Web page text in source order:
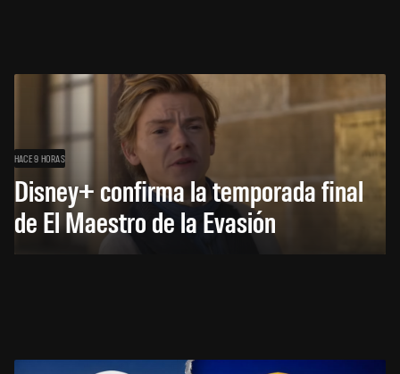
HACE 9 HORAS
Disney+ confirma la temporada final
de El Maestro de la Evasión